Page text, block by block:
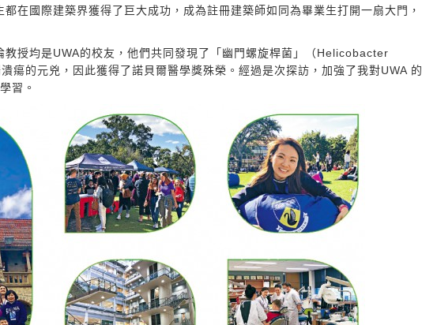
在國際建築界獲得了巨大成功，成為註冊建築師如同為畢業生打開一扇大門，
授均是UWA的校友，他們共同發現了「幽門螺旋桿菌」（Helicobacter
瘍的元兇，因此獲得了諾貝爾醫學獎殊榮。經過是次探訪，加強了我對UWA 的
習。